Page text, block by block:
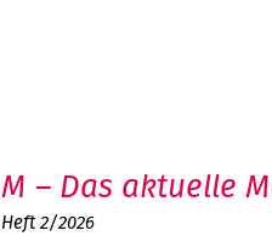
M – Das aktuelle
Heft 2/2026